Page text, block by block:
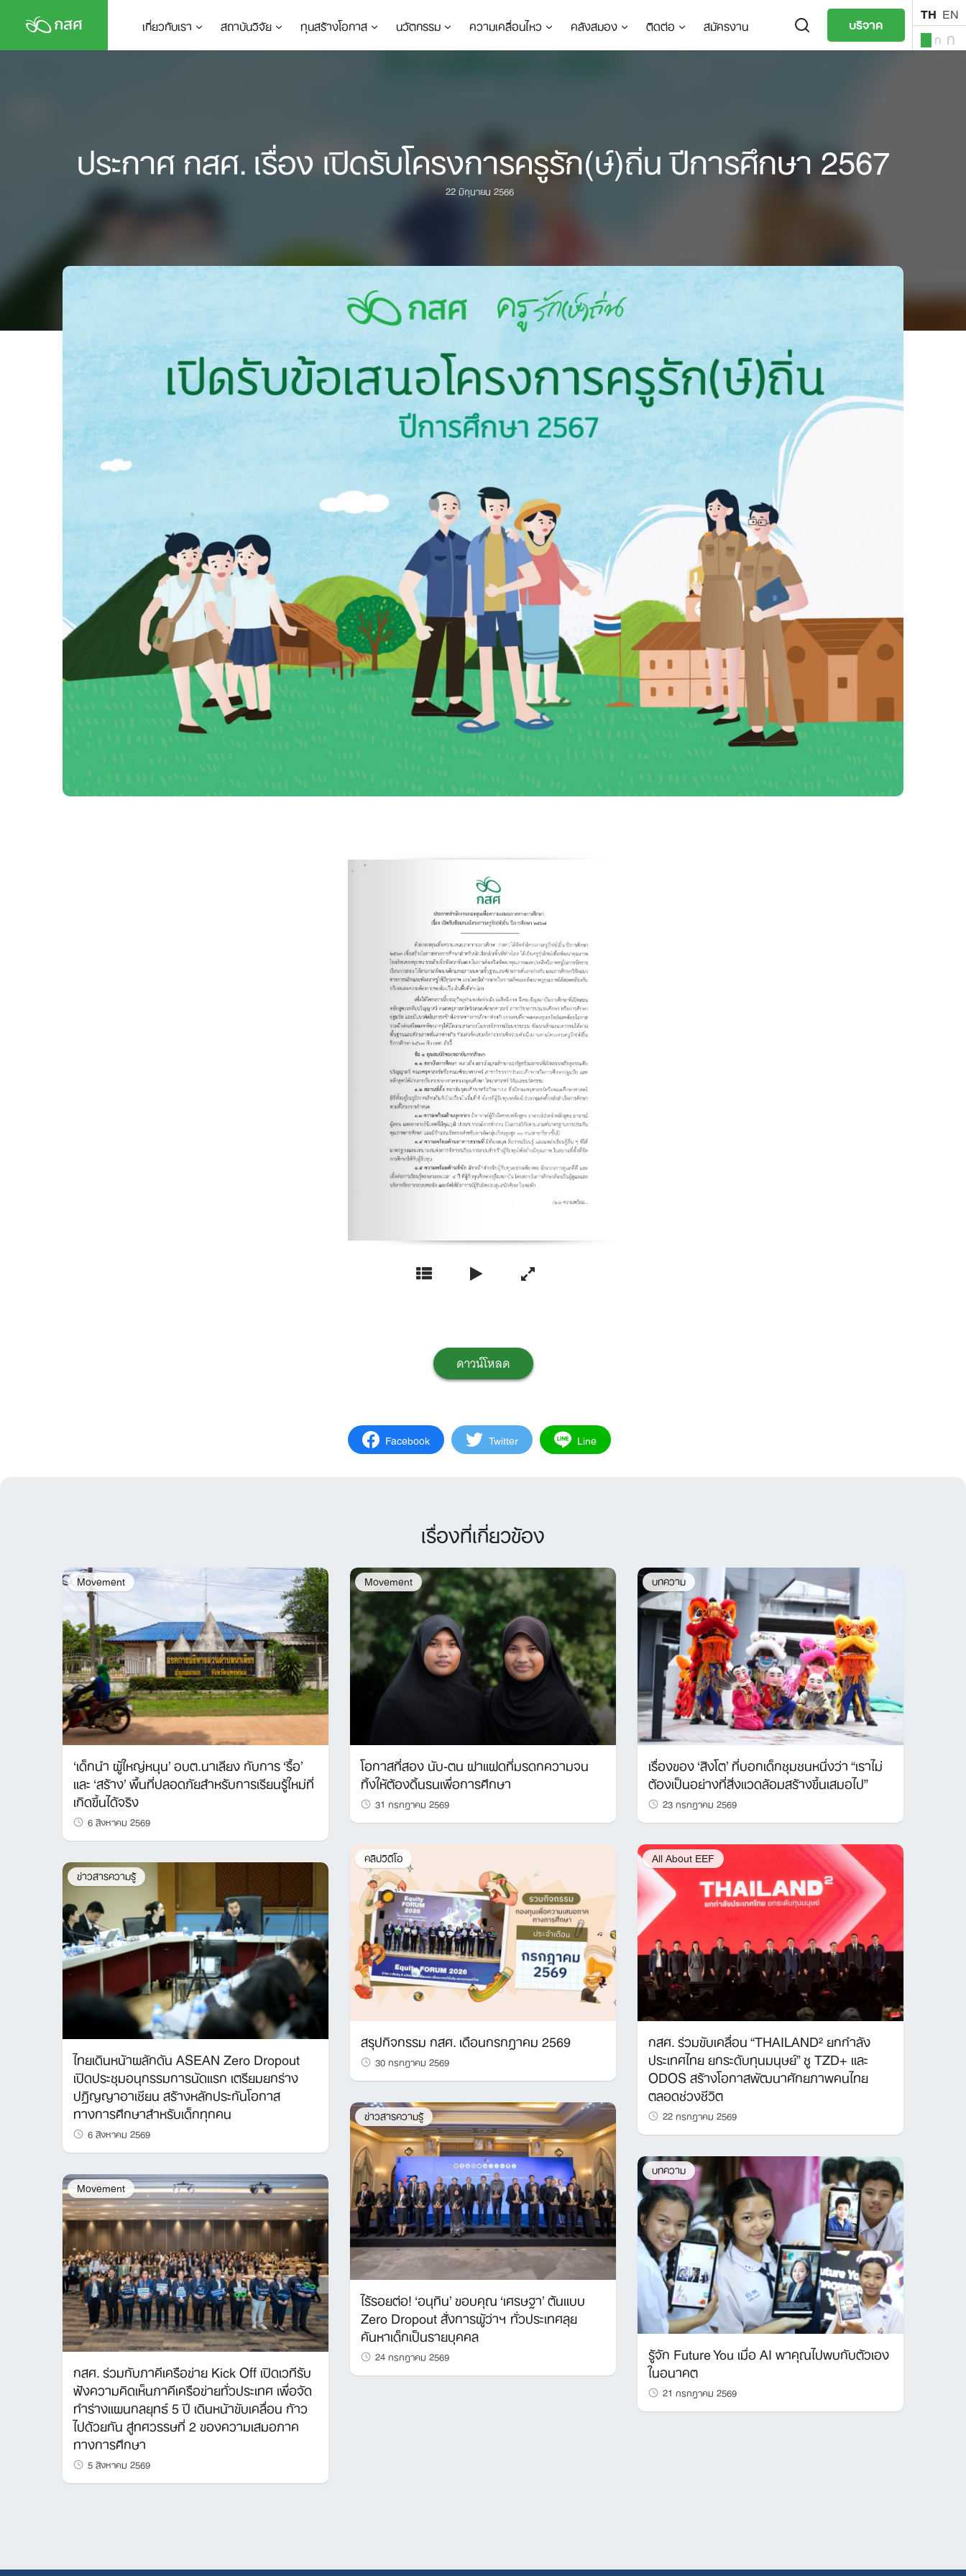
content
เกี่ยวกับเรา สถาบันวิจัย ทุนสร้างโอกาส นวัตกรรม ความเคลื่อนไหว คลังสมอง ติดต่อ สมัครงาน บริจาค TH EN
ก ก
Search
ประกาศ กสศ. เรื่อง เปิดรับโครงการครูรัก(ษ์)ถิ่น ปีการศึกษา 2567
22 มิถุนายน 2566
ดาวน์โหลด
Facebook Twitter Line
เรื่องที่เกี่ยวข้อง
Movement
‘เด็กนำ ผู้ใหญ่หนุน’ อบต.นาเลียง กับการ ‘รื้อ’
และ ‘สร้าง’ พื้นที่ปลอดภัยสำหรับการเรียนรู้ใหม่ที่
เกิดขึ้นได้จริง
6 สิงหาคม 2569
ข่าวสารความรู้
ไทยเดินหน้าผลักดัน ASEAN Zero Dropout
เปิดประชุมอนุกรรมการนัดแรก เตรียมยกร่าง
ปฏิญญาอาเซียน สร้างหลักประกันโอกาส
ทางการศึกษาสำหรับเด็กทุกคน
6 สิงหาคม 2569
Movement
กสศ. ร่วมกับภาคีเครือข่าย Kick Off เปิดเวทีรับ
ฟังความคิดเห็นภาคีเครือข่ายทั่วประเทศ เพื่อจัด
ทำร่างแผนกลยุทธ์ 5 ปี เดินหน้าขับเคลื่อน ก้าว
ไปด้วยกัน สู่ทศวรรษที่ 2 ของความเสมอภาค
ทางการศึกษา
5 สิงหาคม 2569
Movement
โอกาสที่สอง นับ-ตน ฝาแฝดที่มรดกความจน
ทิ้งให้ต้องดิ้นรนเพื่อการศึกษา
31 กรกฎาคม 2569
คลิปวิดีโอ
สรุปกิจกรรม กสศ. เดือนกรกฎาคม 2569
30 กรกฎาคม 2569
ข่าวสารความรู้
ไร้รอยต่อ! ‘อนุทิน’ ขอบคุณ ‘เศรษฐา’ ต้นแบบ
Zero Dropout สั่งการผู้ว่าฯ ทั่วประเทศลุย
ค้นหาเด็กเป็นรายบุคคล
24 กรกฎาคม 2569
บทความ
เรื่องของ ‘สิงโต’ ที่บอกเด็กชุมชนหนึ่งว่า “เราไม่
ต้องเป็นอย่างที่สิ่งแวดล้อมสร้างขึ้นเสมอไป”
23 กรกฎาคม 2569
All About EEF
กสศ. ร่วมขับเคลื่อน “THAILAND² ยกกำลัง
ประเทศไทย ยกระดับทุนมนุษย์” ชู TZD+ และ
ODOS สร้างโอกาสพัฒนาศักยภาพคนไทย
ตลอดช่วงชีวิต
22 กรกฎาคม 2569
บทความ
รู้จัก Future You เมื่อ AI พาคุณไปพบกับตัวเอง
ในอนาคต
21 กรกฎาคม 2569